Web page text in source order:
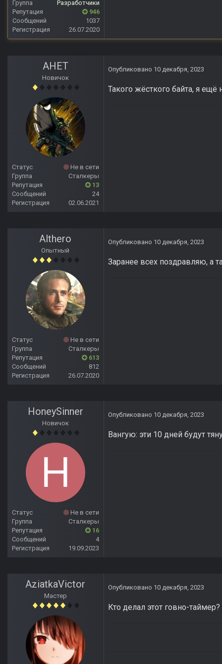
Группа
Разработчики
Репутация
946
Сообщений
1037
Регистрация
26.07.2020
АНЕТ
Новичок
Статус
Не в сети
Группа
Сталкеры
Репутация
13
Сообщений
24
Регистрация
02.06.2021
Опубликовано 10 декабря, 2023
Такого жёсткого байта, я
Althero
Опытный
Статус
Не в сети
Группа
Сталкеры
Репутация
613
Сообщений
812
Регистрация
26.07.2020
Опубликовано 10 декабря, 2023
Заранее всех поздравляю, а
HoneySinner
Новичок
Статус
Не в сети
Группа
Сталкеры
Репутация
16
Сообщений
4
Регистрация
19.09.2023
Опубликовано 10 декабря, 2023
Вангую: эти 10 дней будут
AziatkaVictor
Мастер
Опубликовано 10 декабря, 2023
Кто делал этот говно-